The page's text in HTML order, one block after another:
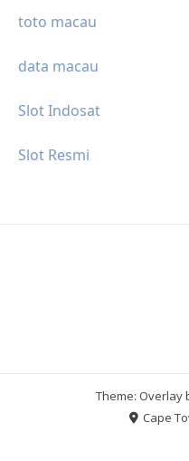
toto macau
data macau
Slot Indosat
Slot Resmi
Theme: Overlay
Cape